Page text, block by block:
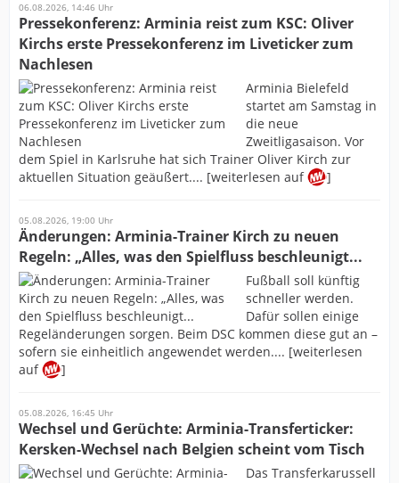
06.08.2026, 14:46 Uhr
Pressekonferenz: Arminia reist zum KSC: Oliver
Kirchs erste Pressekonferenz im Liveticker zum
Nachlesen
Arminia Bielefeld
startet am Samstag in
die neue
Zweitligasaison. Vor
dem Spiel in Karlsruhe hat sich Trainer Oliver Kirch zur
aktuellen Situation geäußert.... [weiterlesen auf
]
05.08.2026, 19:00 Uhr
Änderungen: Arminia-Trainer Kirch zu neuen
Regeln: „Alles, was den Spielfluss beschleunigt...
Fußball soll künftig
schneller werden.
Dafür sollen einige
Regeländerungen sorgen. Beim DSC kommen diese gut an –
sofern sie einheitlich angewendet werden.... [weiterlesen
auf
]
05.08.2026, 16:45 Uhr
Wechsel und Gerüchte: Arminia-Transferticker:
Kersken-Wechsel nach Belgien scheint vom Tisch
Das Transferkarussell